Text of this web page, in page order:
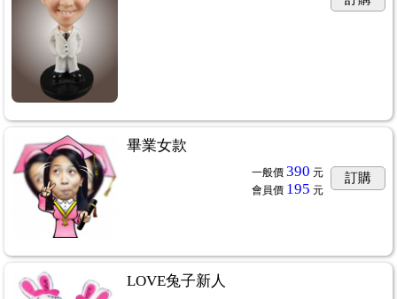
畢業女款
一般價 390 元
會員價 195 元
訂購
LOVE兔子新人